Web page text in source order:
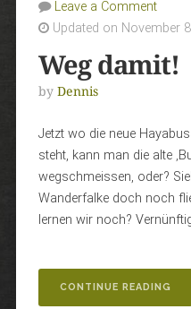
Leave a Comment
Updated on November
Weg damit!
by Dennis
Jetzt wo die neue
steht, kann man die alte
wegschmeissen, oder?
Wanderfalke doch noch
lernen wir noch?
CONTINUE READING